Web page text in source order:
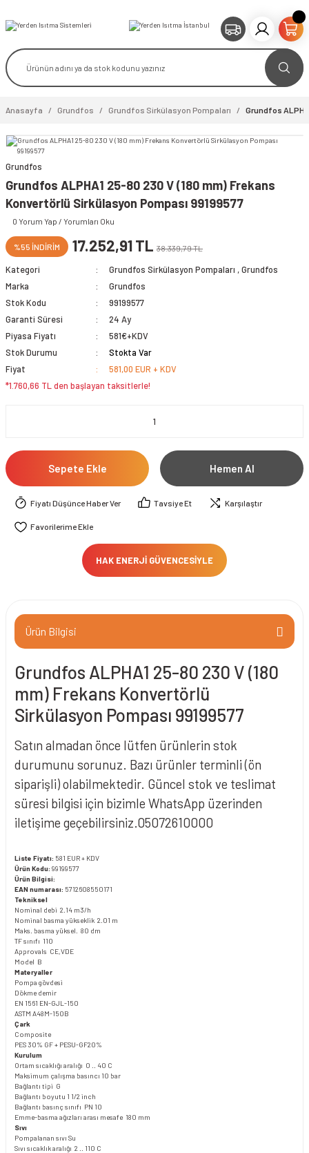
Anasayfa Grundfos Grundfos Sirkülasyon Pompaları Grundfos
Grundfos
Grundfos ALPHA1 25-80 230 V (180 mm) Frekans
Konvertörlü Sirkülasyon Pompası 99199577
0 Yorum Yap / Yorumları Oku
%55 İNDİRİM 17.252,91 TL 38.339,79 TL
Kategori Grundfos Sirkülasyon Pompaları ,Grundfos
Marka
Grundfos
Stok Kodu
99199577
Garanti Süresi
24 Ay
Piyasa Fiyatı
581€+KDV
Stok Durumu
Stokta Var
Fiyat
581,00 EUR + KDV
*1.760,66 TL den başlayan taksitlerle!
Sepete Ekle Hemen Al
Fiyatı Düşünce Haber Ver Tavsiye Et Karşılaştır
HAK ENERJİ GÜVENCESİYLE
Ürün Bilgisi
Grundfos ALPHA1 25-80 230 V (180
mm) Frekans Konvertörlü
Sirkülasyon Pompası 99199577
Satın almadan önce lütfen ürünlerin stok
durumunu sorunuz. Bazı ürünler terminli (ön
siparişli) olabilmektedir. Güncel stok ve teslimat
süresi bilgisi için bizimle WhatsApp üzerinden
iletişime geçebilirsiniz.05072610000
Liste Fiyatı: 581 EUR + KDV
Ürün Kodu: 99199577
Ürün Bilgisi:
EAN numarası: 5712608550171
Tekniksel
Nominal debi 2.14 m3/h
Nominal basma yükseklik 2.01 m
Maks. basma yüksel. 80 dm
TF sınıfı 110
Approvals CE,VDE
Model B
Materyaller
Pompa gövdesi
Dökme demir
EN 1561 EN-GJL-150
ASTM A48M-150B
Çark
Composite
PES 30% GF + PESU-GF20%
Kurulum
Ortam sıcaklığı aralığı 0 .. 40 C
Maksimum çalışma basıncı 10 bar
Bağlantı tipi G
Bağlantı boyutu 1 1/2 inch
Bağlantı basınç sınıfı PN 10
Emme-basma ağızları arası mesafe 180 mm
Sıvı
Pompalanan sıvı Su
Sıvı sıcaklık aralığı 2 .. 110 C